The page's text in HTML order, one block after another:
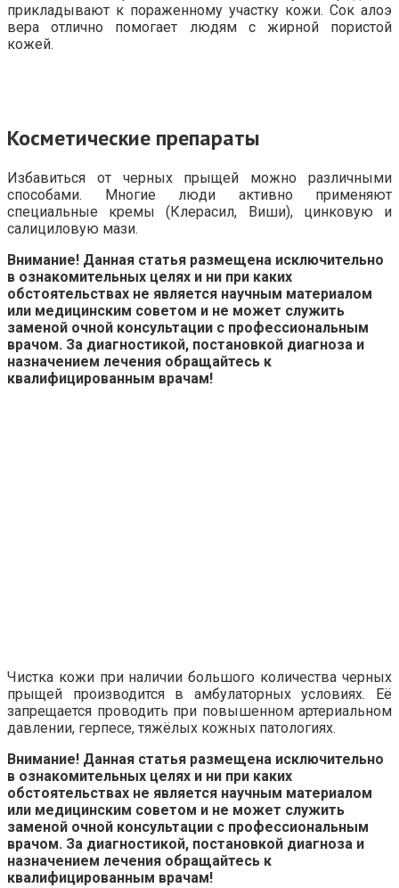
прикладывают к пораженному участку кожи. Сок алоэ
вера отлично помогает людям с жирной пористой
кожей.
Косметические препараты
Избавиться от черных прыщей можно различными
способами. Многие люди активно применяют
специальные кремы (Клерасил, Виши), цинковую и
салициловую мази.
Внимание! Данная статья размещена исключительно
в ознакомительных целях и ни при каких
обстоятельствах не является научным материалом
или медицинским советом и не может служить
заменой очной консультации с профессиональным
врачом. За диагностикой, постановкой диагноза и
назначением лечения обращайтесь к
квалифицированным врачам!
Чистка кожи при наличии большого количества черных
прыщей производится в амбулаторных условиях. Её
запрещается проводить при повышенном артериальном
давлении, герпесе, тяжёлых кожных патологиях.
Внимание! Данная статья размещена исключительно
в ознакомительных целях и ни при каких
обстоятельствах не является научным материалом
или медицинским советом и не может служить
заменой очной консультации с профессиональным
врачом. За диагностикой, постановкой диагноза и
назначением лечения обращайтесь к
квалифицированным врачам!